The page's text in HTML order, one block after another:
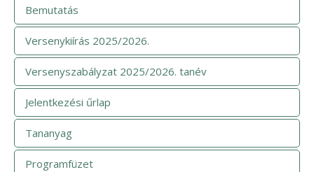
Bemutatás
Versenykiírás 2025/2026.
Versenyszabályzat 2025/2026. tanév
Jelentkezési űrlap
Tananyag
Programfüzet